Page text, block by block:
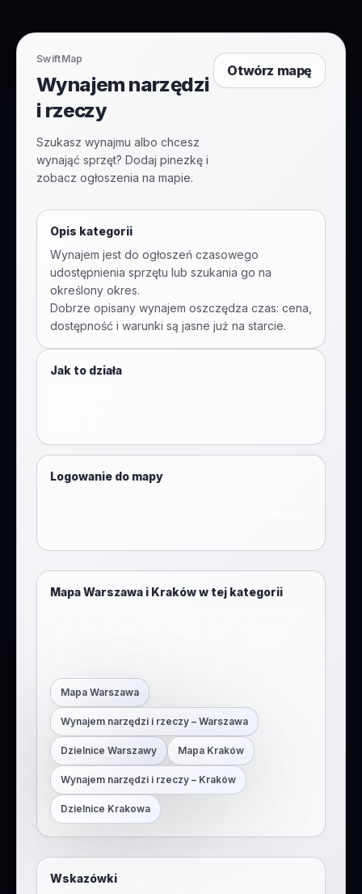
SwiftMap
Wynajem narzędzi
i rzeczy
Szukasz wynajmu albo chcesz
wynająć sprzęt? Dodaj pinezkę i
zobacz ogłoszenia na mapie.
Otwórz mapę
Opis kategorii
Wynajem jest do ogłoszeń czasowego
udostępnienia sprzętu lub szukania go na
określony okres.
Dobrze opisany wynajem oszczędza czas: cena,
dostępność i warunki są jasne już na starcie.
Jak to działa
Logowanie do mapy
Mapa Warszawa i Kraków w tej kategorii
Mapa Warszawa
Wynajem narzędzi i rzeczy – Warszawa
Dzielnice Warszawy Mapa Kraków
Wynajem narzędzi i rzeczy – Kraków
Dzielnice Krakowa
Wskazówki